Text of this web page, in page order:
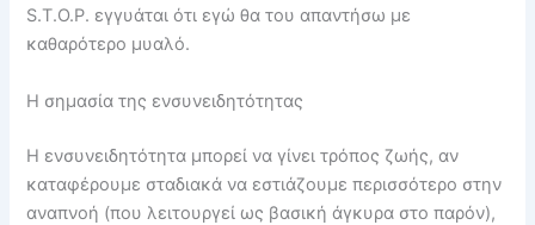
S.T.O.P. εγγυάται ότι εγώ θα του απαντήσω με
καθαρότερο μυαλό.
Η σημασία της ενσυνειδητότητας
Η ενσυνειδητότητα μπορεί να γίνει τρόπος ζωής, αν
καταφέρουμε σταδιακά να εστιάζουμε περισσότερο στην
αναπνοή (που λειτουργεί ως βασική άγκυρα στο παρόν),